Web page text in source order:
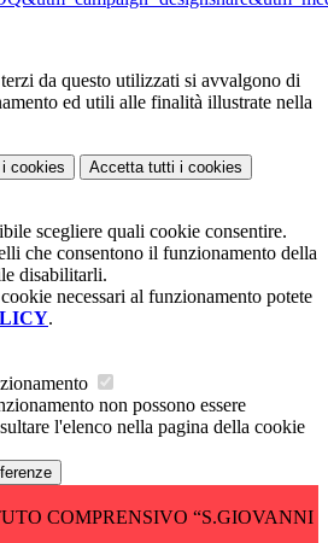
da questo utilizzati si avvalgono di
ed utili alle finalità illustrate nella
i cookies Accetta tutti i cookies
scegliere quali cookie consentire.
che consentono il funzionamento della
disabilitarli.
necessari al funzionamento potete
.
non possono essere
l'elenco nella pagina della cookie
COMPRENSIVO “S.GIOVANNI